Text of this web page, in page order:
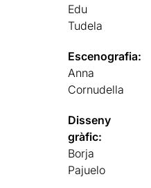
Edu
Tudela
Escenografia:
Anna
Cornudella
Disseny
gràfic:
Borja
Pajuelo